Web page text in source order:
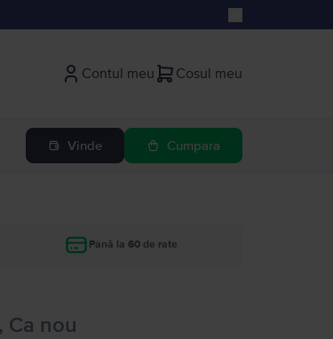
Contul meu Cosul meu
Vinde Cumpara
Până la 60 de rate
Ca nou